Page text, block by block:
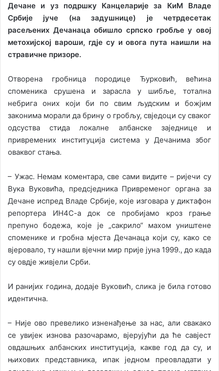
Дечане и уз подршку Канцеларије за КиМ Владе
Србије јуче (на задушнице) је четрдесетак
расељених Дечанаца обишло српско гробље у овој
метохијској вароши, гдје су и овога пута наишли на
стравичне призоре.
Отворена гробница породице Ђурковић, већина
споменика срушена и зарасла у шибље, тотална
небрига оних који би по свим људским и божјим
законима морали да брину о гробљу, свједоци су сваког
одсуства стида локалне албанске заједнице и
привремених институција система у Дечанима због
оваквог стања.
– Ужас. Немам коментара, све сами видите – ријечи су
Вука Вуковића, предсједника Привременог органа за
Дечане испред Владе Србије, које изговара у диктафон
репортера ИН4С-а док се пробијамо кроз грање
препуно бодежа, које је „сакрило“ махом уништене
споменике и гробна мјеста Дечанаца који су, како се
вјеровало, ту нашли вјечни мир прије јуна 1999., до када
су овдје живјели Срби.
И ранијих година, додаје Вуковић, слика је била готово
идентична.
– Није ово превелико изненађење за нас, али свакако
се увијек изнова разочарамо, вјерујући да ће савјест
овдашњих албанских институција, какве год да су, и
њихових представника, ипак једном преовладати у